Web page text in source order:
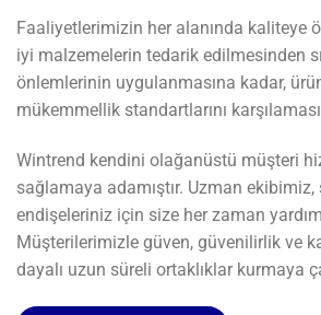
Faaliyetlerimizin her alanında kaliteye
iyi malzemelerin tedarik edilmesinden
önlemlerinin uygulanmasına kadar,
mükemmellik standartlarını
Wintrend kendini olağanüstü müşteri
sağlamaya adamıştır. Uzman ekibimiz,
endişeleriniz için size her zaman
Müşterilerimizle güven, güvenilirlik ve
dayalı uzun süreli ortaklıklar kurmaya